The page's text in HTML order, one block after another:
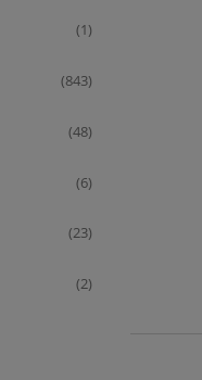
(1)
(843)
(48)
(6)
(23)
(2)